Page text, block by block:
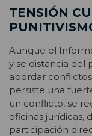
TENSIÓN
Aunque el
y se distancia del
abordar
persiste una
un conflicto, se
oficinas jurídicas,
participación